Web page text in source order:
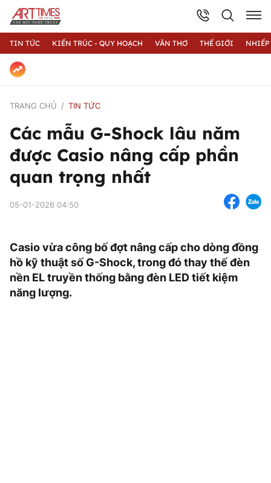
TIN TỨC KIẾN TRÚC - QUY HOẠCH VĂN THƠ THẾ GIỚI
TRANG CHỦ TIN TỨC
Các mẫu G-Shock lâu năm
được Casio nâng cấp phần
quan trọng nhất
05-01-2026 04:50
Casio vừa công bố đợt nâng cấp cho dòng đồng
hồ kỹ thuật số G-Shock, trong đó thay thế đèn
nền EL truyền thống bằng đèn LED tiết kiệm
năng lượng.